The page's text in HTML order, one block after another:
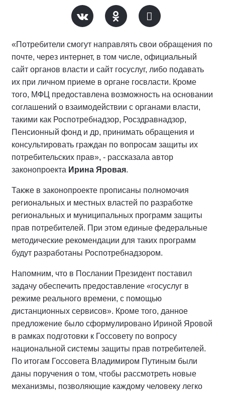
«Потребители смогут направлять свои обращения по
почте, через интернет, в том числе, официальный
сайт органов власти и сайт госуслуг, либо подавать
их при личном приеме в органе госвласти. Кроме
того, МФЦ предоставлена возможность на основании
соглашений о взаимодействии с органами власти,
такими как Роспотребнадзор, Росздравнадзор,
Пенсионный фонд и др, принимать обращения и
консультировать граждан по вопросам защиты их
потребительских прав», - рассказала автор
законопроекта Ирина Яровая.
Также в законопроекте прописаны полномочия
региональных и местных властей по разработке
региональных и муниципальных программ защиты
прав потребителей. При этом единые федеральные
методические рекомендации для таких программ
будут разработаны Роспотребнадзором.
Напомним, что в Послании Президент поставил
задачу обеспечить предоставление «госуслуг в
режиме реального времени, с помощью
дистанционных сервисов». Кроме того, данное
предложение было сформулировано Ириной Яровой
в рамках подготовки к Госсовету по вопросу
национальной системы защиты прав потребителей.
По итогам Госсовета Владимиром Путиным были
даны поручения о том, чтобы рассмотреть новые
механизмы, позволяющие каждому человеку легко